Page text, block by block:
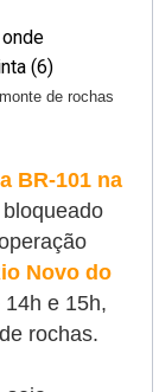
de rochas
BR-101 na
Novo do
e 15h,
rochas.